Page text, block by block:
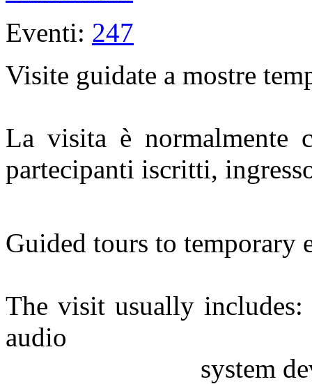
Eventi: 247
Visite guidate a mostre
La visita è normalmente
partecipanti iscritti,
Guided tours to temporary
The visit usually
audio
system